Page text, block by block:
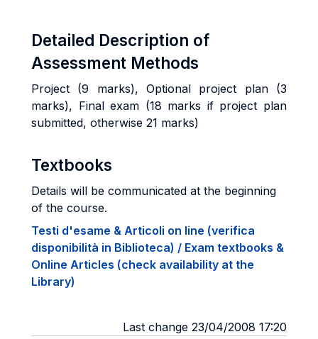
Detailed Description of
Assessment Methods
Project (9 marks), Optional project plan (3
marks), Final exam (18 marks if project plan
submitted, otherwise 21 marks)
Textbooks
Details will be communicated at the beginning
of the course.
Testi d'esame & Articoli on line (verifica
disponibilità in Biblioteca) / Exam textbooks &
Online Articles (check availability at the
Library)
Last change 23/04/2008 17:20